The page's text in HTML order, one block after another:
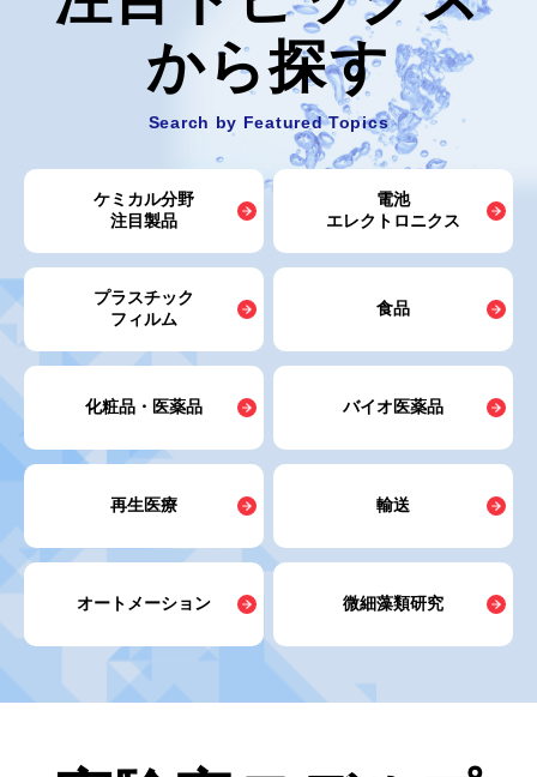
から探す
Search by Featured Topics
ケミカル分野
注目製品
電池
エレクトロニクス
プラスチック
フィルム
食品
化粧品・医薬品 バイオ医薬品
再生医療 輸送
オートメーション 微細藻類研究